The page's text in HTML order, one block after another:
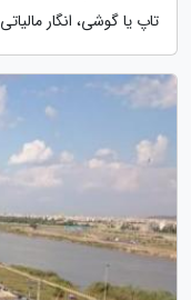
تاپ یا گوشی، انگار